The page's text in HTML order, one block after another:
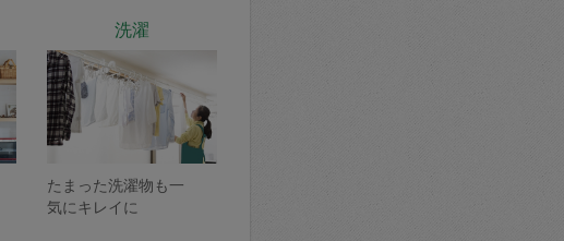
洗濯
たまった洗濯物も一
気にキレイに